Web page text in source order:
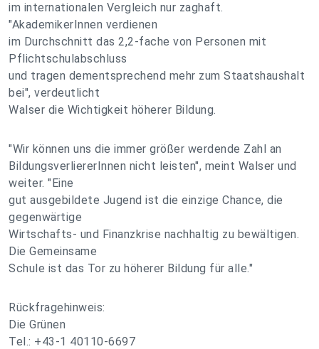
im internationalen Vergleich nur zaghaft.
"AkademikerInnen verdienen
im Durchschnitt das 2,2-fache von Personen mit
Pflichtschulabschluss
und tragen dementsprechend mehr zum Staatshaushalt
bei", verdeutlicht
Walser die Wichtigkeit höherer Bildung.
"Wir können uns die immer größer werdende Zahl an
BildungsverliererInnen nicht leisten", meint Walser und
weiter. "Eine
gut ausgebildete Jugend ist die einzige Chance, die
gegenwärtige
Wirtschafts- und Finanzkrise nachhaltig zu bewältigen.
Die Gemeinsame
Schule ist das Tor zu höherer Bildung für alle."
Rückfragehinweis:
Die Grünen
Tel.: +43-1 40110-6697